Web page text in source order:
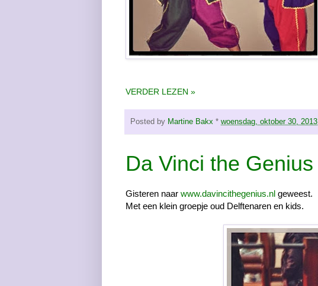
VERDER LEZEN »
Posted by Martine Bakx * woensdag, oktober 30, 2013
Da Vinci the Genius
Gisteren naar www.davincithegenius.nl geweest.
Met een klein groepje oud Delftenaren en kids.